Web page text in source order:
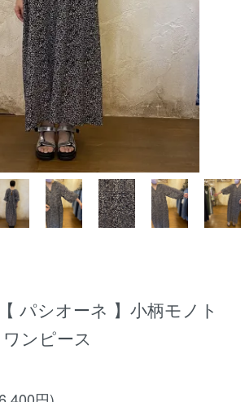
パシオーネ 】小柄モノト
ンピース